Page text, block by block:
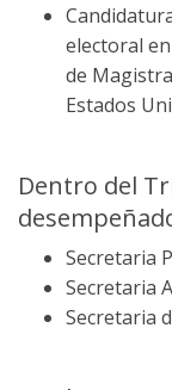
electoral
de
Estados
Dentro del
Secretaria
Secretaria
Secretaria